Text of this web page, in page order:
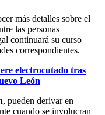
más detalles sobre el
las personas
continuará su curso
correspondientes.
electrocutado tras
León
, pueden derivar en
cuando se involucran